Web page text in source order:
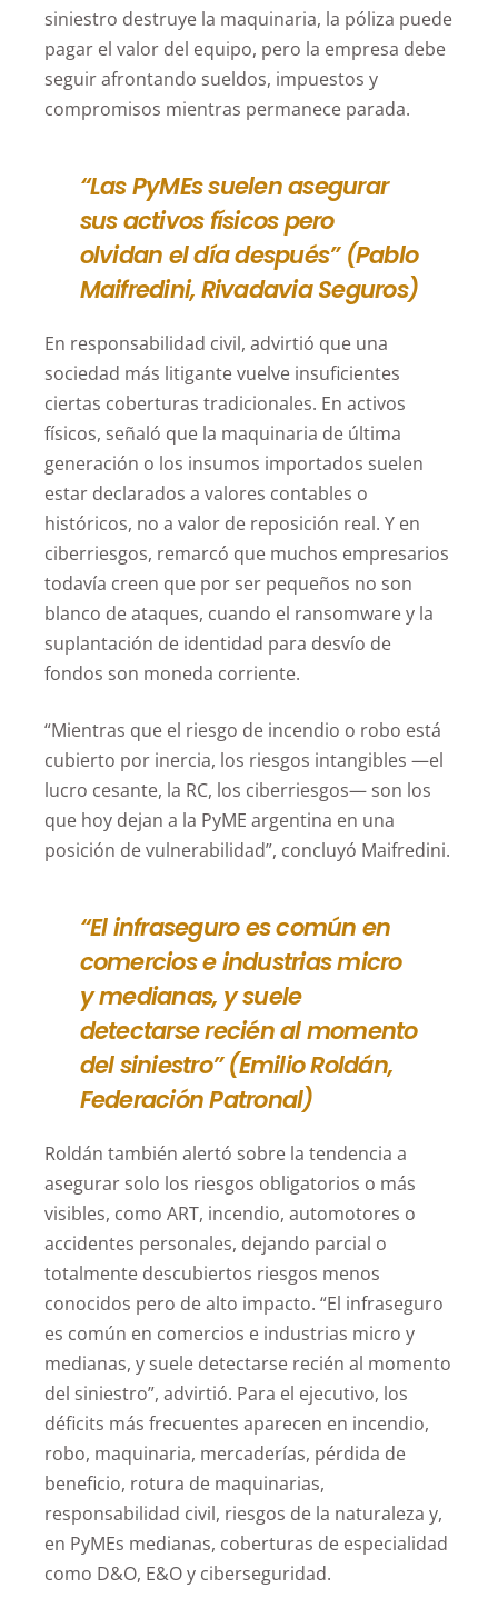
siniestro destruye la maquinaria, la póliza puede
pagar el valor del equipo, pero la empresa debe
seguir afrontando sueldos, impuestos y
compromisos mientras permanece parada.
“Las PyMEs suelen asegurar
sus activos físicos pero
olvidan el día después” (Pablo
Maifredini, Rivadavia Seguros)
En responsabilidad civil, advirtió que una
sociedad más litigante vuelve insuficientes
ciertas coberturas tradicionales. En activos
físicos, señaló que la maquinaria de última
generación o los insumos importados suelen
estar declarados a valores contables o
históricos, no a valor de reposición real. Y en
ciberriesgos, remarcó que muchos empresarios
todavía creen que por ser pequeños no son
blanco de ataques, cuando el ransomware y la
suplantación de identidad para desvío de
fondos son moneda corriente.
“Mientras que el riesgo de incendio o robo está
cubierto por inercia, los riesgos intangibles —el
lucro cesante, la RC, los ciberriesgos— son los
que hoy dejan a la PyME argentina en una
posición de vulnerabilidad”, concluyó Maifredini.
“El infraseguro es común en
comercios e industrias micro
y medianas, y suele
detectarse recién al momento
del siniestro” (Emilio Roldán,
Federación Patronal)
Roldán también alertó sobre la tendencia a
asegurar solo los riesgos obligatorios o más
visibles, como ART, incendio, automotores o
accidentes personales, dejando parcial o
totalmente descubiertos riesgos menos
conocidos pero de alto impacto. “El infraseguro
es común en comercios e industrias micro y
medianas, y suele detectarse recién al momento
del siniestro”, advirtió. Para el ejecutivo, los
déficits más frecuentes aparecen en incendio,
robo, maquinaria, mercaderías, pérdida de
beneficio, rotura de maquinarias,
responsabilidad civil, riesgos de la naturaleza y,
en PyMEs medianas, coberturas de especialidad
como D&O, E&O y ciberseguridad.